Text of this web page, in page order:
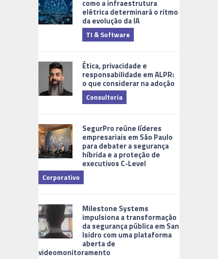
como a infraestrutura
elétrica determinará o ritmo
da evolução da IA
TI & Software
Ética, privacidade e
responsabilidade em ALPR:
o que considerar na adoção
Consultoria
SegurPro reúne líderes
empresariais em São Paulo
para debater a segurança
híbrida e a proteção de
executivos C-Level
Corporativo
Milestone Systems
impulsiona a transformação
da segurança pública em San
Isidro com uma plataforma
aberta de
videomonitoramento